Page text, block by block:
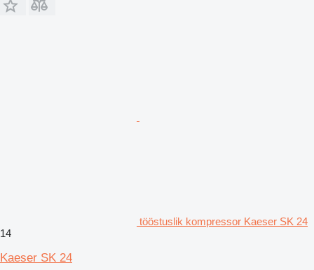
tööstuslik kompressor Kaeser SK 24
14
Kaeser SK 24